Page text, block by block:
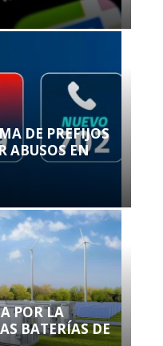
DE PREFIJOS
ABUSOS EN
POR LA
BATERÍAS DE